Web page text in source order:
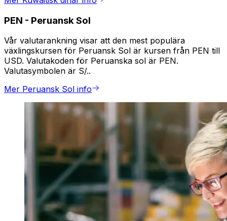
PEN - Peruansk Sol
Vår valutarankning visar att den mest populära
växlingskursen för Peruansk Sol är kursen från PEN till
USD. Valutakoden för Peruanska sol är PEN.
Valutasymbolen är S/..
Mer Peruansk Sol info